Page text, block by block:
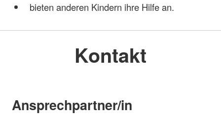
bieten anderen Kindern ihre Hilfe an.
Kontakt
Ansprechpartner/in